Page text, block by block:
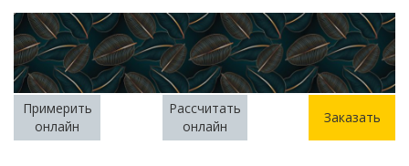
Примерить
онлайн
Рассчитать
онлайн
Заказать